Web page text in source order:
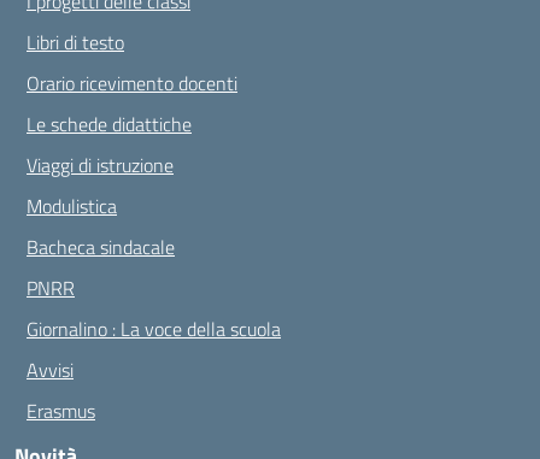
Libri di testo
Orario ricevimento docenti
Le schede didattiche
Viaggi di istruzione
Modulistica
Bacheca sindacale
PNRR
Giornalino : La voce della scuola
Avvisi
Erasmus